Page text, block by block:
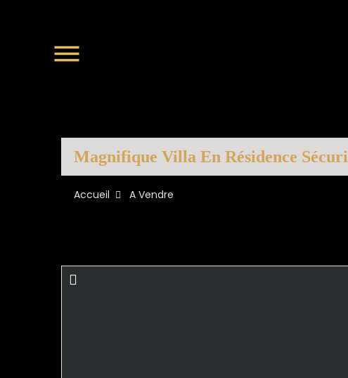
Magnifique Villa En Résidence
Accueil A Vendre